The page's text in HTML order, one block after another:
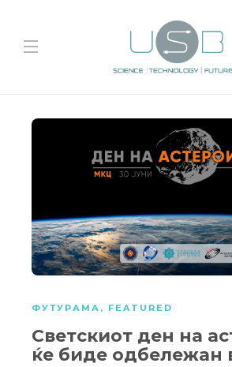
ФУТУРАМА , FEATURED
Светскиот ден на
ќе биде одбележан